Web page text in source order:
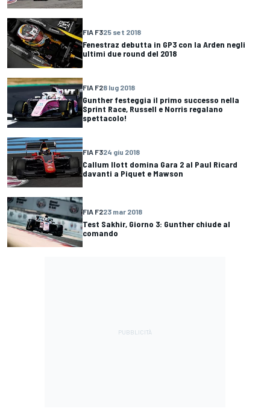
FIA F325 set 2018
Fenestraz debutta in GP3 con la Arden negli
ultimi due round del 2018
FIA F28 lug 2018
Gunther festeggia il primo successo nella
Sprint Race, Russell e Norris regalano
spettacolo!
FIA F324 giu 2018
Callum Ilott domina Gara 2 al Paul Ricard
davanti a Piquet e Mawson
FIA F223 mar 2018
Test Sakhir, Giorno 3: Gunther chiude al
comando